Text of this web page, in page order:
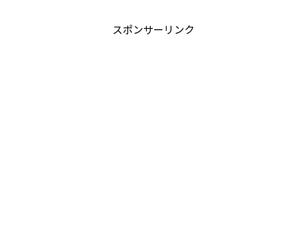
スポンサーリンク